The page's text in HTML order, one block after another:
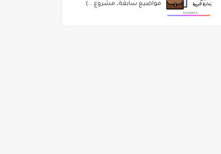
مواضيع سابقة، مشروع ...)